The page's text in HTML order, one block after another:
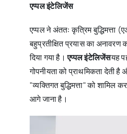
एप्पल इंटेलिजेंस
एप्पल ने अंततः कृत्रिम बुद्धिमत्ता
बहुप्रतीक्षित प्रयास का अनावरण
दिया गया है।एप्पल इंटेलिजेंसयह
गोपनीयता को प्राथमिकता देती है
"व्यक्तिगत बुद्धिमत्ता" को शामिल
आगे जाना है।